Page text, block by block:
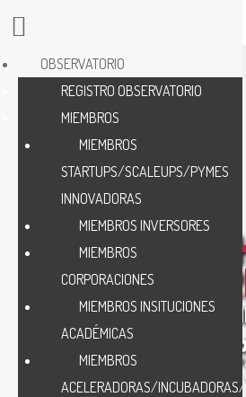
CIBER-
Universidad Carlos
Puerta de
10
OBSERVATORIO
REGISTRO OBSERVATORIO
MIEMBROS
MIEMBROS
STARTUPS/SCALEUPS/PYMES
INNOVADORAS
MIEMBROS INVERSORES
MIEMBROS
CORPORACIONES
MIEMBROS INSITUCIONES
ACADÉMICAS
MIEMBROS
ACELERADORAS/